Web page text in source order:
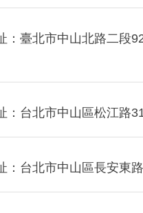
：臺北市中山北路二段
：台北市中山區松江路
：台北市中山區長安東